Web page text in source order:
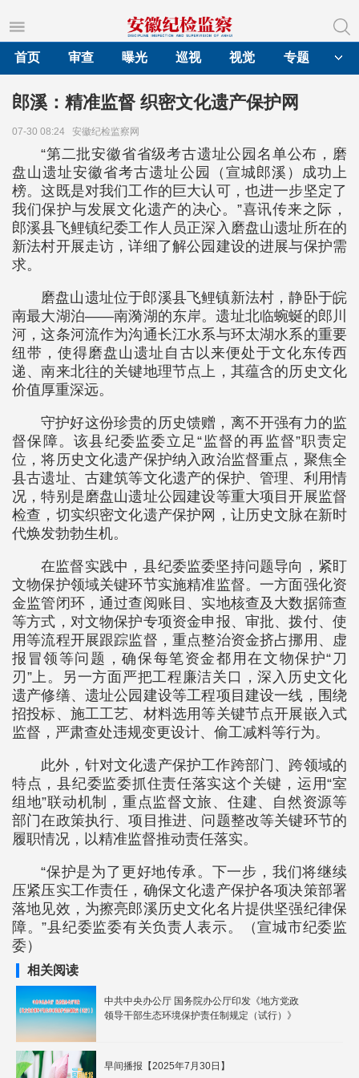
首页
审查 曝光 巡视 视觉 专题
郎溪：精准监督 织密文化遗产保护网
07-30 08:24 安徽纪检监察网
“第二批安徽省省级考古遗址公园名单公布，磨
盘山遗址安徽省考古遗址公园（宣城郎溪）成功上
榜。这既是对我们工作的巨大认可，也进一步坚定了
我们保护与发展文化遗产的决心。”喜讯传来之际，
郎溪县飞鲤镇纪委工作人员正深入磨盘山遗址所在的
新法村开展走访，详细了解公园建设的进展与保护需
求。
磨盘山遗址位于郎溪县飞鲤镇新法村，静卧于皖
南最大湖泊——南漪湖的东岸。遗址北临蜿蜒的郎川
河，这条河流作为沟通长江水系与环太湖水系的重要
纽带，使得磨盘山遗址自古以来便处于文化东传西
递、南来北往的关键地理节点上，其蕴含的历史文化
价值厚重深远。
守护好这份珍贵的历史馈赠，离不开强有力的监
督保障。该县纪委监委立足“监督的再监督”职责定
位，将历史文化遗产保护纳入政治监督重点，聚焦全
县古遗址、古建筑等文化遗产的保护、管理、利用情
况，特别是磨盘山遗址公园建设等重大项目开展监督
检查，切实织密文化遗产保护网，让历史文脉在新时
代焕发勃勃生机。
在监督实践中，县纪委监委坚持问题导向，紧盯
文物保护领域关键环节实施精准监督。一方面强化资
金监管闭环，通过查阅账目、实地核查及大数据筛查
等方式，对文物保护专项资金申报、审批、拨付、使
用等流程开展跟踪监督，重点整治资金挤占挪用、虚
报冒领等问题，确保每笔资金都用在文物保护“刀
刃”上。另一方面严把工程廉洁关口，深入历史文化
遗产修缮、遗址公园建设等工程项目建设一线，围绕
招投标、施工工艺、材料选用等关键节点开展嵌入式
监督，严肃查处违规变更设计、偷工减料等行为。
此外，针对文化遗产保护工作跨部门、跨领域的
特点，县纪委监委抓住责任落实这个关键，运用“室
组地”联动机制，重点监督文旅、住建、自然资源等
部门在政策执行、项目推进、问题整改等关键环节的
履职情况，以精准监督推动责任落实。
“保护是为了更好地传承。下一步，我们将继续
压紧压实工作责任，确保文化遗产保护各项决策部署
落地见效，为擦亮郎溪历史文化名片提供坚强纪律保
障。”县纪委监委有关负责人表示。（宣城市纪委监
委）
相关阅读
中共中央办公厅 国务院办公厅印发《地方党政
领导干部生态环境保护责任制规定（试行）》
早间播报【2025年7月30日】